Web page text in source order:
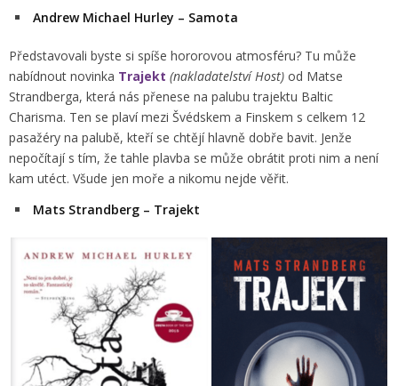
Andrew Michael Hurley – Samota
Představovali byste si spíše hororovou atmosféru? Tu může
nabídnout novinka Trajekt (nakladatelství Host) od Matse
Strandberga, která nás přenese na palubu trajektu Baltic
Charisma. Ten se plaví mezi Švédskem a Finskem s celkem 12
pasažéry na palubě, kteří se chtějí hlavně dobře bavit. Jenže
nepočítají s tím, že tahle plavba se může obrátit proti nim a není
kam utéct. Všude jen moře a nikomu nejde věřit.
Mats Strandberg – Trajekt